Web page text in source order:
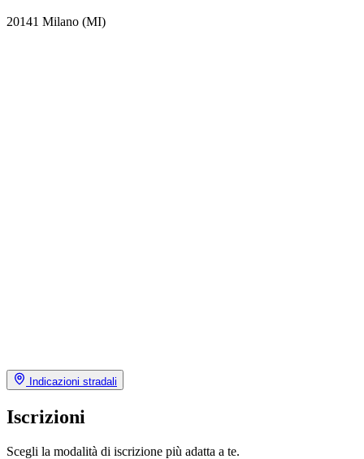
20141 Milano (MI)
Indicazioni stradali
Iscrizioni
Scegli la modalità di iscrizione più adatta a te.